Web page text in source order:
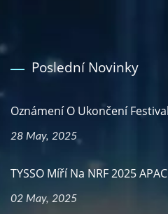
Poslední Novinky
Oznámení O Ukončení
28 May, 2025
TYSSO Míří Na NRF 2025
02 May, 2025